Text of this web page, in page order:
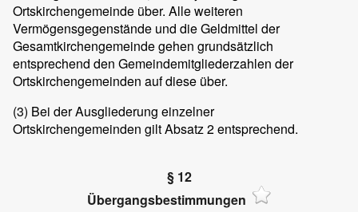
Ortskirchengemeinde über. Alle weiteren
Vermögensgegenstände und die Geldmittel der
Gesamtkirchengemeinde gehen grundsätzlich
entsprechend den Gemeindemitgliederzahlen der
Ortskirchengemeinden auf diese über.
(3) Bei der Ausgliederung einzelner
Ortskirchengemeinden gilt Absatz 2 entsprechend.
§ 12
Übergangsbestimmungen